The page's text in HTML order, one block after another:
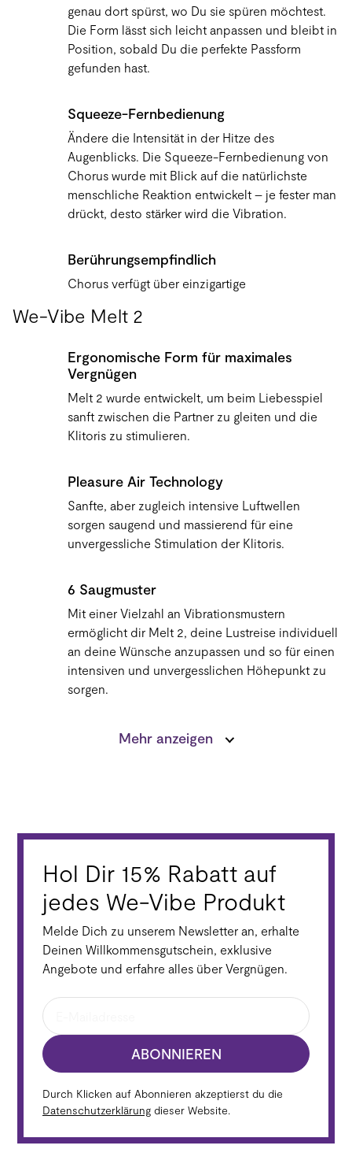
genau dort spürst, wo Du sie spüren möchtest.
Die Form lässt sich leicht anpassen und bleibt in
Position, sobald Du die perfekte Passform
gefunden hast.
Squeeze-Fernbedienung
Ändere die Intensität in der Hitze des
Augenblicks. Die Squeeze-Fernbedienung von
Chorus wurde mit Blick auf die natürlichste
menschliche Reaktion entwickelt – je fester man
drückt, desto stärker wird die Vibration.
Berührungsempfindlich
Chorus verfügt über einzigartige
unter dem We-Vibe-Logo befinden. Während
Vibrationen. Wähle in der We-Vibe app aus drei
Berührungsempfindlichkeits-Modi, um Deine
ultimative Lust zu erleben.
Wasserdicht (IPX7)
überall genießen und ganz einfach reinigen
kannst. Die Fernbedienung ist zwar spritzfest,
aber nicht wasserdicht.
Bring Deine Toys mit einem Fingertipp auch über
die Distanz zum Vibrieren – ganz einfach über
Dein Smartphone.
3-facher Genuss
Chorus wird während des Geschlechtsverkehrs
den G-Punkt, die Klitoris und den Penis.
We-Vibe Melt 2
Ergonomische Form für maximales
Vergnügen
Melt 2 wurde entwickelt, um beim Liebesspiel
sanft zwischen die Partner zu gleiten und die
Klitoris zu stimulieren.
Pleasure Air Technology
Sanfte, aber zugleich intensive Luftwellen
sorgen saugend und massierend für eine
unvergessliche Stimulation der Klitoris.
6 Saugmuster
Mit einer Vielzahl an Vibrationsmustern
ermöglicht dir Melt 2, deine Lustreise individuell
an deine Wünsche anzupassen und so für einen
intensiven und unvergesslichen Höhepunkt zu
sorgen.
Smart Silence
Dein Smartphone.
Mehr anzeigen
Hol Dir 15% Rabatt auf
jedes We-Vibe Produkt
Melde Dich zu unserem Newsletter an, erhalte
Deinen Willkommensgutschein, exklusive
Angebote und erfahre alles über Vergnügen.
ABONNIEREN
Durch Klicken auf Abonnieren akzeptierst du die
Datenschutzerklärung dieser Website.